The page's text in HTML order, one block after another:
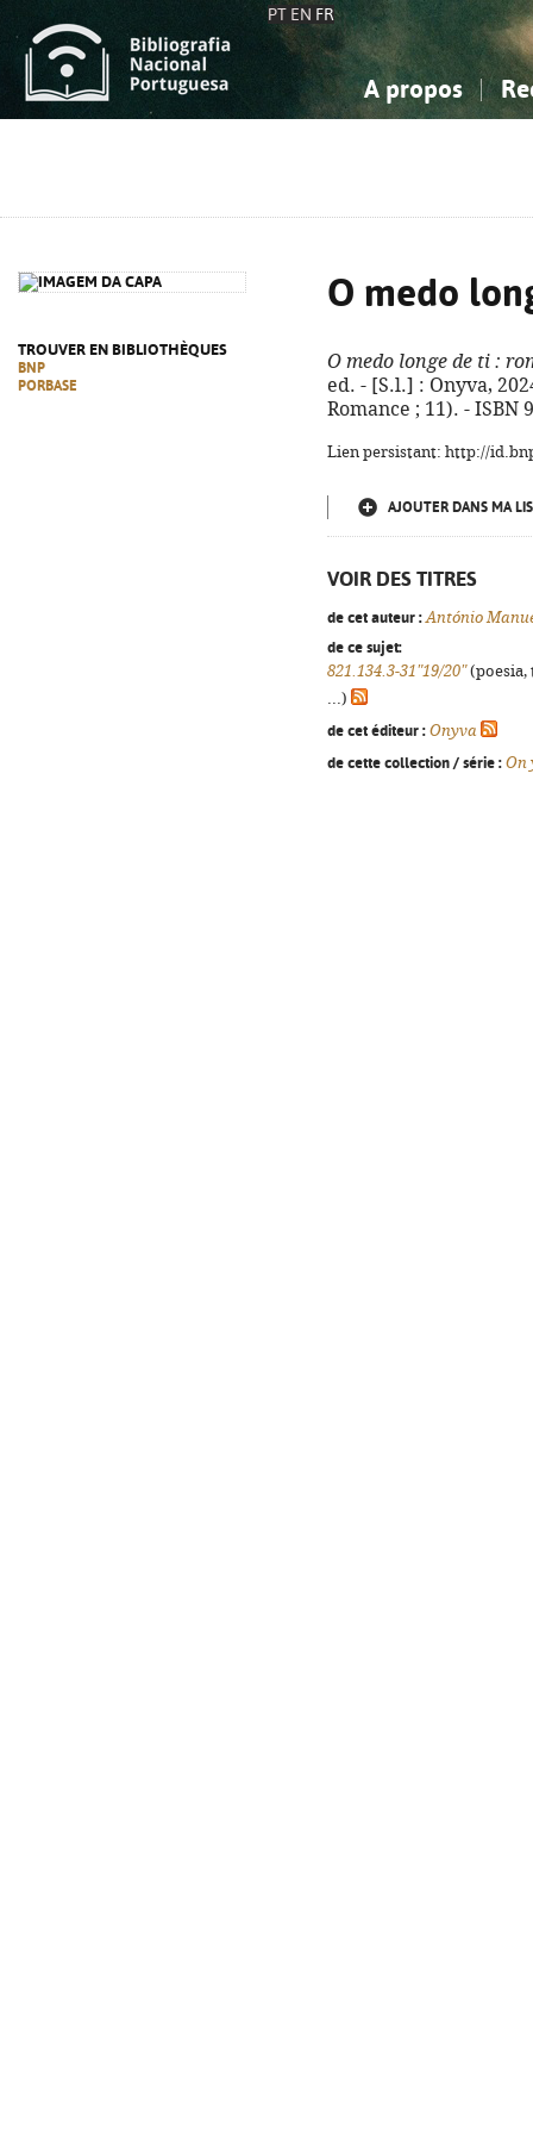
PT EN FR
A propos
TROUVER EN BIBLIOTHÈQUES
BNP
PORBASE
O medo
O medo longe de ti :
ed. - [S.l.] : Onyva,
Romance ; 11). - ISBN
Lien persistant: http://
AJOUTER DANS MA
VOIR DES TITRES
de cet auteur : António
de ce sujet:
821.134.3-31"19/20"(poesia,
...)
de cet éditeur : Onyva
de cette collection / série : On